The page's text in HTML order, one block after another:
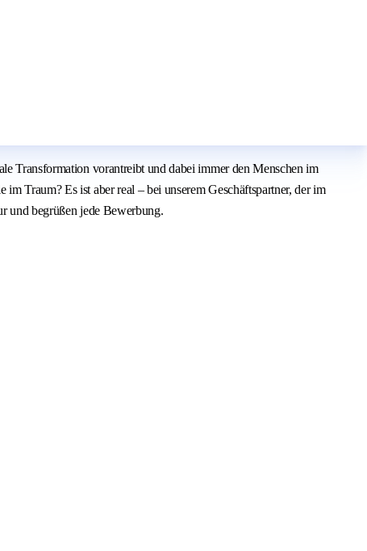
Transformation vorantreibt und dabei immer den Menschen im
Traum? Es ist aber real – bei unserem Geschäftspartner, der im
und begrüßen jede Bewerbung.